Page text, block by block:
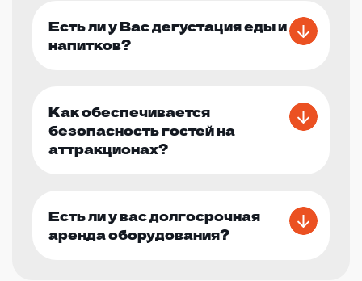
Есть ли у Вас дегустация еды и
напитков?
Как обеспечивается
безопасность гостей на
аттракционах?
Есть ли у вас долгосрочная
аренда оборудования?